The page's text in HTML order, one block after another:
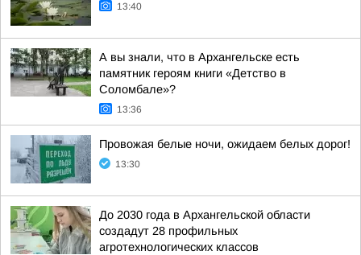
13:40
А вы знали, что в Архангельске есть
памятник героям книги «Детство в
Соломбале»?
13:36
Провожая белые ночи, ожидаем белых дорог!
13:30
До 2030 года в Архангельской области
создадут 28 профильных
агротехнологических классов